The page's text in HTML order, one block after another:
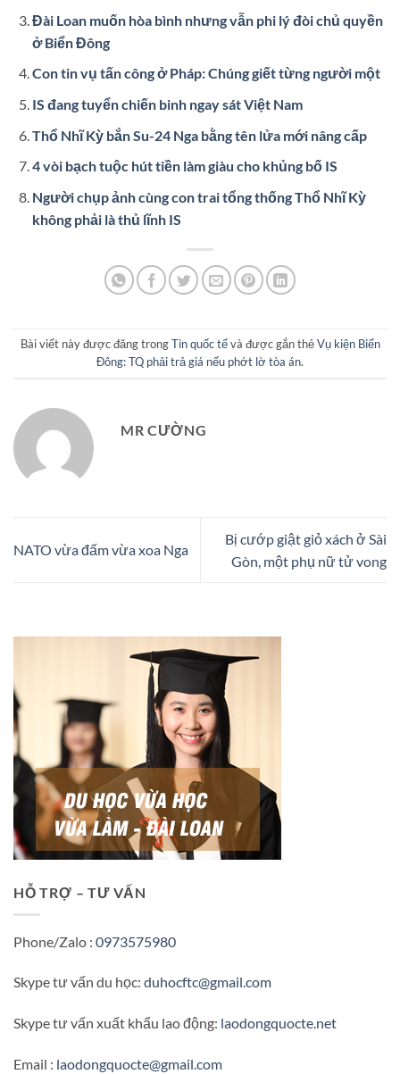
Đài Loan muốn hòa bình nhưng vẫn phi lý đòi chủ quyền
ở Biển Đông
Con tin vụ tấn công ở Pháp: Chúng giết từng người một
IS đang tuyển chiến binh ngay sát Việt Nam
Thổ Nhĩ Kỳ bắn Su-24 Nga bằng tên lửa mới nâng cấp
4 vòi bạch tuộc hút tiền làm giàu cho khủng bố IS
Người chụp ảnh cùng con trai tổng thống Thổ Nhĩ Kỳ
không phải là thủ lĩnh IS
Bài viết này được đăng trongTin quốc tếvà được gắn thẻVụ kiện Biển
Đông: TQ phải trả giá nếu phớt lờ tòa án.
MR CƯỜNG
NATO vừa đấm vừa xoa Nga
Bị cướp giật giỏ xách ở Sài
Gòn, một phụ nữ tử vong
HỖ TRỢ – TƯ VẤN
Phone/Zalo : 0973575980
Skype tư vấn du học: duhocftc@gmail.com
Skype tư vấn xuất khẩu lao động: laodongquocte.net
Email : laodongquocte@gmail.com